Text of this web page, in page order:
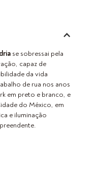
se sobressai pela
capaz de
da vida
de rua nos anos
em preto e branco, e
do México, em
e iluminação